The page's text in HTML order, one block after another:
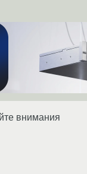
внимания